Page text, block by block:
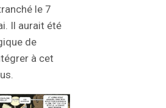
le 7
Il aurait été
de
à cet